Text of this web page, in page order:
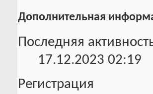
Дополнительная
Последняя
17.12.2023 02:19
Регистрация